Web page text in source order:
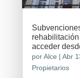
acceder
porAlce | Abr
Propietarios